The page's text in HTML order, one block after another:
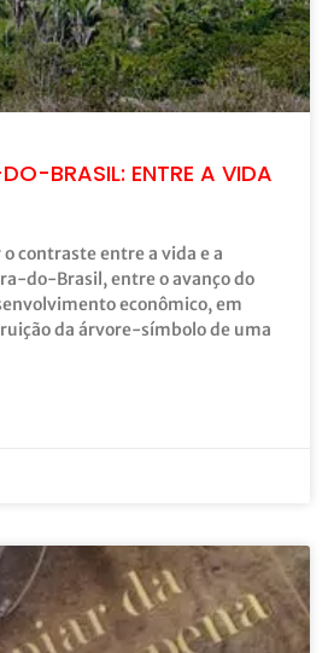
BRASIL: ENTRE A VIDA
contraste entre a vida e a
do-Brasil, entre o avanço do
econômico, em
da árvore-símbolo de uma